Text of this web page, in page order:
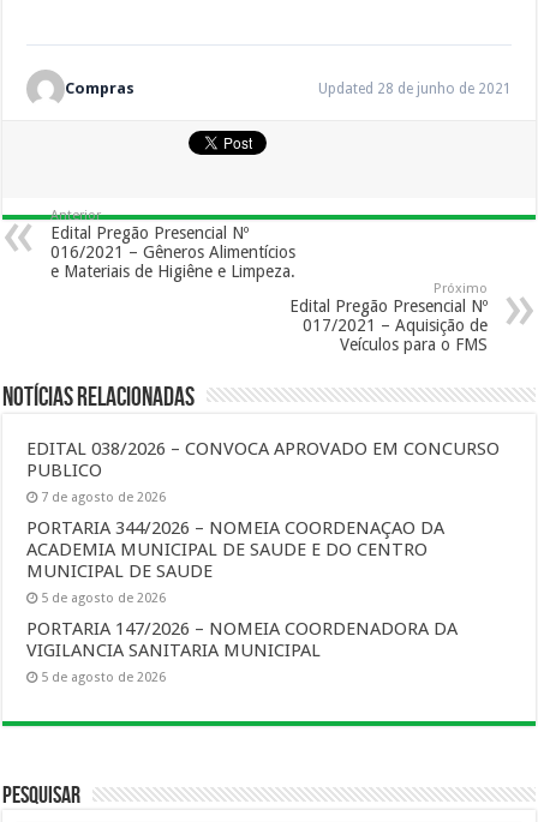
Compras Updated 28 de junho de 2021
Anterior
Edital Pregão Presencial Nº
016/2021 – Gêneros Alimentícios
e Materiais de Higiêne e Limpeza.
Próximo
Edital Pregão Presencial Nº
017/2021 – Aquisição de
Veículos para o FMS
Notícias Relacionadas
EDITAL 038/2026 – CONVOCA APROVADO EM CONCURSO
PUBLICO
7 de agosto de 2026
PORTARIA 344/2026 – NOMEIA COORDENAÇAO DA
ACADEMIA MUNICIPAL DE SAUDE E DO CENTRO
MUNICIPAL DE SAUDE
5 de agosto de 2026
PORTARIA 147/2026 – NOMEIA COORDENADORA DA
VIGILANCIA SANITARIA MUNICIPAL
5 de agosto de 2026
Pesquisar